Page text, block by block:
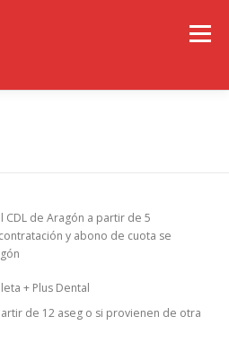
Menú
de Aragón a partir de 5
y abono de cuota se
+ Plus Dental
de 12 aseg o si provienen de otra